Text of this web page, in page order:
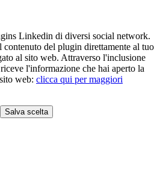
Linkedin di diversi social network.
del plugin direttamente al tuo
al sito web. Attraverso l'inclusione
l'informazione che hai aperto la
web: clicca qui per maggiori
Salva scelta